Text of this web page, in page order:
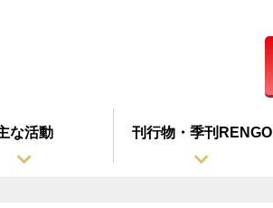
な活動 刊行物・季刊RENGO